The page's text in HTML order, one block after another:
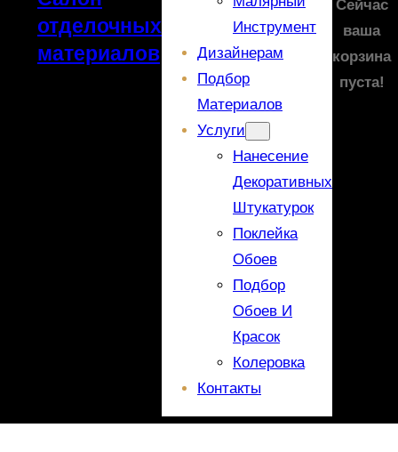
отделочных
материалов
Инструмент
Дизайнерам
Подбор
Материалов
Услуги
Нанесение
Декоративных
Штукатурок
Поклейка
Обоев
Подбор
Обоев И
Красок
Колеровка
Контакты
Сейчас
ваша
корзина
пуста!